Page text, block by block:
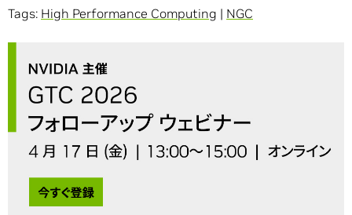
Tags: High Performance Computing | NGC